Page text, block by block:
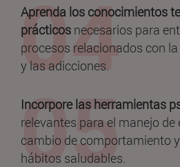
Aprenda los conocimientos
prácticos necesarios para
procesos relacionados con
y las adicciones.
Incorpore las herramientas
relevantes para el manejo
cambio de comportamiento
hábitos saludables.